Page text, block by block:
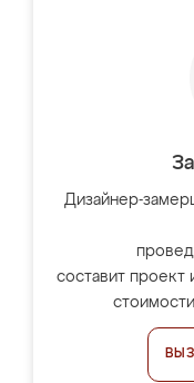
Дизайнер-
составит проект